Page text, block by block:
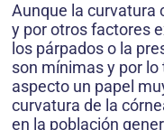
Aunque la curvatura
y por otros factores
los párpados o la
son mínimas y por
aspecto un papel
curvatura de la
en la población